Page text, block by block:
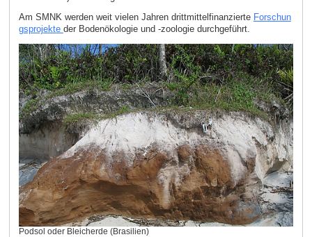
Am SMNK werden weit vielen Jahren drittmittelfinanzierte Forschun
gsprojekte der Bodenökologie und -zoologie durchgeführt.
Podsol oder Bleicherde (Brasilien)